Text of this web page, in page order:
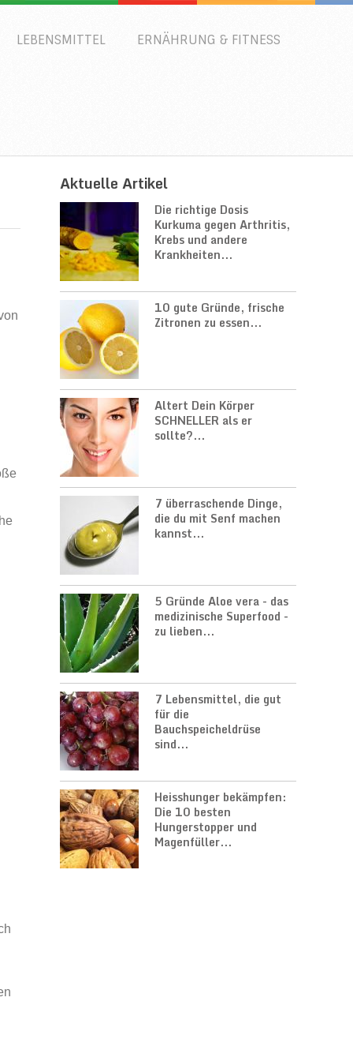
LEBENSMITTEL ERNÄHRUNG & FITNESS
Aktuelle Artikel
Die richtige Dosis
Kurkuma gegen Arthritis,
Krebs und andere
Krankheiten...
10 gute Gründe, frische
Zitronen zu essen...
Altert Dein Körper
SCHNELLER als er
sollte?...
7 überraschende Dinge,
die du mit Senf machen
kannst...
5 Gründe Aloe vera - das
medizinische Superfood -
zu lieben...
7 Lebensmittel, die gut
für die
Bauchspeicheldrüse
sind...
Heisshunger bekämpfen:
Die 10 besten
Hungerstopper und
Magenfüller...